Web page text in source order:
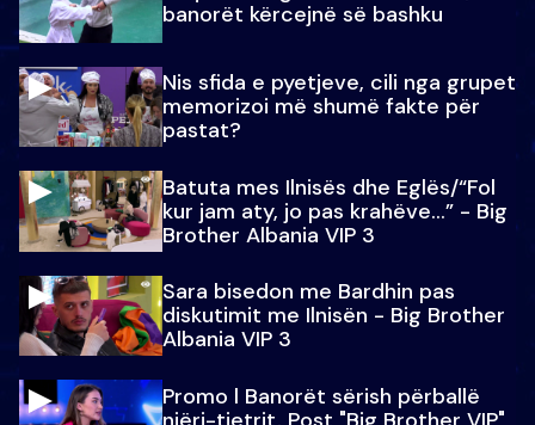
banorët kërcejnë së bashku
Nis sfida e pyetjeve, cili nga grupet
memorizoi më shumë fakte për
pastat?
Batuta mes Ilnisës dhe Eglës/“Fol
kur jam aty, jo pas krahëve…” - Big
Brother Albania VIP 3
Sara bisedon me Bardhin pas
diskutimit me Ilnisën - Big Brother
Albania VIP 3
Promo l Banorët sërish përballë